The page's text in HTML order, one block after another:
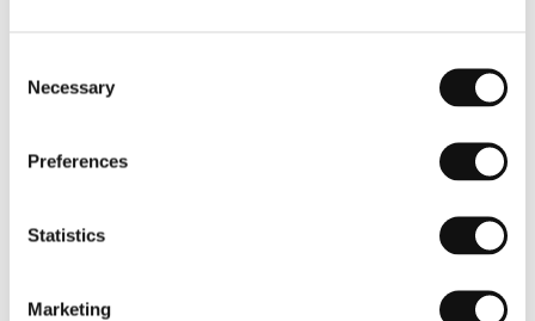
Necessary
Preferences
Statistics
Marketing